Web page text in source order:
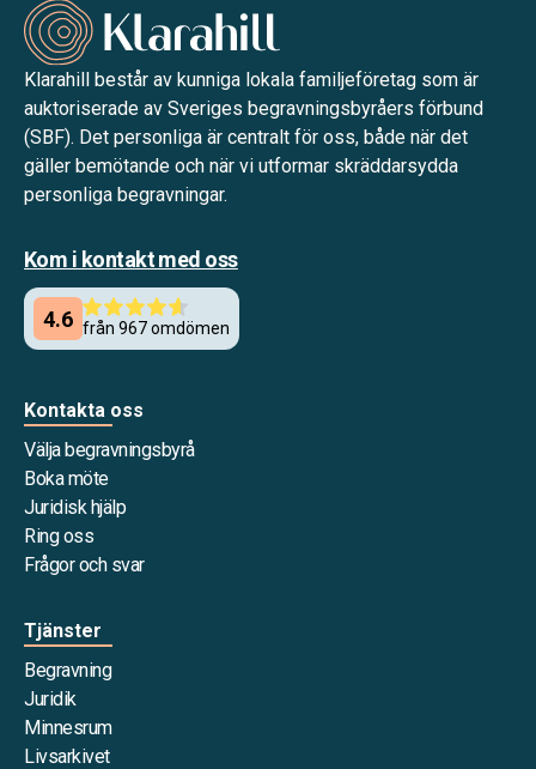
Klarahill består av kunniga lokala familjeföretag som är
auktoriserade av Sveriges begravningsbyråers förbund
(SBF). Det personliga är centralt för oss, både när det
gäller bemötande och när vi utformar skräddarsydda
personliga begravningar.
Kom i kontakt med oss
Kontakta oss
Välja begravningsbyrå
Boka möte
Juridisk hjälp
Ring oss
Frågor och svar
Tjänster
Begravning
Juridik
Minnesrum
Livsarkivet